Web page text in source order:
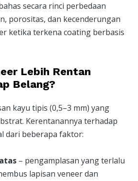
secara rinci perbedaan
porositas, dan kecenderungan
ketika terkena coating berbasis
Lebih Rentan
Belang?
kayu tipis (0,5–3 mm) yang
Kerentanannya terhadap
dari beberapa faktor:
– pengamplasan yang terlalu
lapisan veneer dan